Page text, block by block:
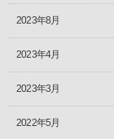
2023年8月
2023年4月
2023年3月
2022年5月